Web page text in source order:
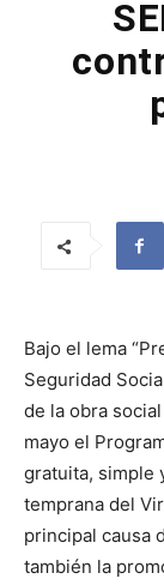
Bajo el lema
Seguridad
de la obra
mayo el
gratuita, simple
temprana del
principal causa
también la